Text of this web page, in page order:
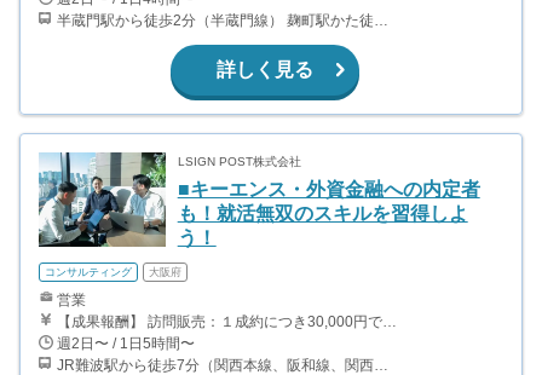
詳しく見る
LSIGN POST株式会社
■キーエンス・外資金融への内定者
も！就活無双のスキルを習得しよ
う！
コンサルティング 大阪府
営業
【成果報酬】 訪問販売：１成約につき30,000円です。 例えば、光インターネットの成約であれば、平均的に2.5日で1件の契約が見込めます。（12,000円/1日6時間稼働） ＜月収例＞月に100万以上稼ぐ方もいます！ ・月5件成約：150,000円 ・月15件成約：450,000円 ・月30成約：900,000円➕マネジメントインセンティブ300,000円 合計1,200,000円 時給換算で2,000円程度が、平均的なインターン生の報酬となっています。
週2日〜 / 1日5時間〜
JR難波駅から徒歩7分（関西本線、阪和線、関西空港線） 大阪難波駅から徒歩13分（近鉄奈良線、阪神なんば線） 桜川駅から徒歩4分（大阪メトロ千日前線、阪神なんば線）